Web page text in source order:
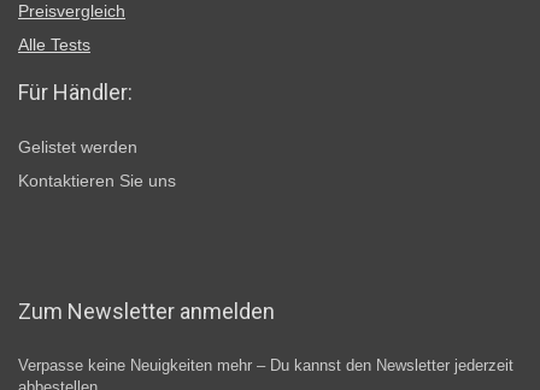
Preisvergleich
Alle Tests
Für Händler:
Gelistet werden
Kontaktieren Sie uns
Zum Newsletter anmelden
Verpasse keine Neuigkeiten mehr – Du kannst den Newsletter jederzeit